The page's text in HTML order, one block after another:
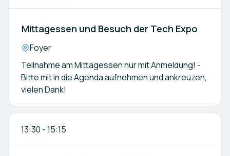
Mittagessen und Besuch der Tech Expo
Location:
Foyer
Teilnahme am Mittagessen nur mit Anmeldung! -
Bitte mit in die Agenda aufnehmen und ankreuzen,
vielen Dank!
13:30 -15:15